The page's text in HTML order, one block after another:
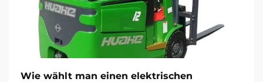
Wie wählt man einen elektrischen